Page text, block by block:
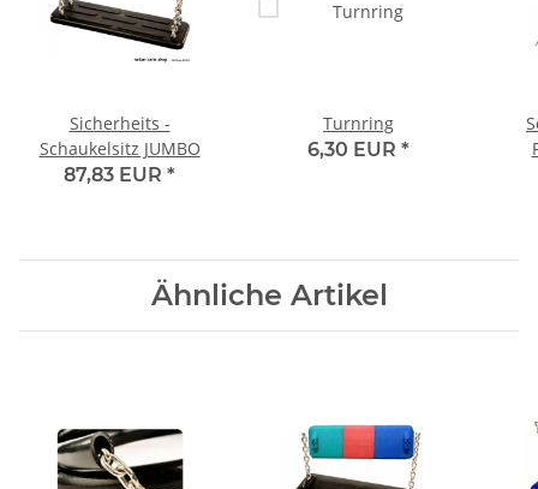
Sicherheits -
Schaukelsitz JUMBO
87,83 EUR *
Turnring
6,30 EUR *
Ähnliche Artikel